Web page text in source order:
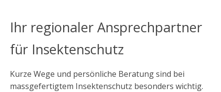
Ihr regionaler Ansprechpartner
für Insektenschutz
Kurze Wege und persönliche Beratung sind bei
massgefertigtem Insektenschutz besonders wichtig.